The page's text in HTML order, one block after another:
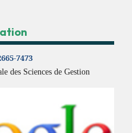
7473
des Sciences de Gestion